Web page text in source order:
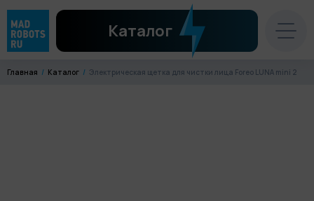
Каталог
Главная Каталог Электрическая щетка для чистки лица Foreo LUNA mini 2